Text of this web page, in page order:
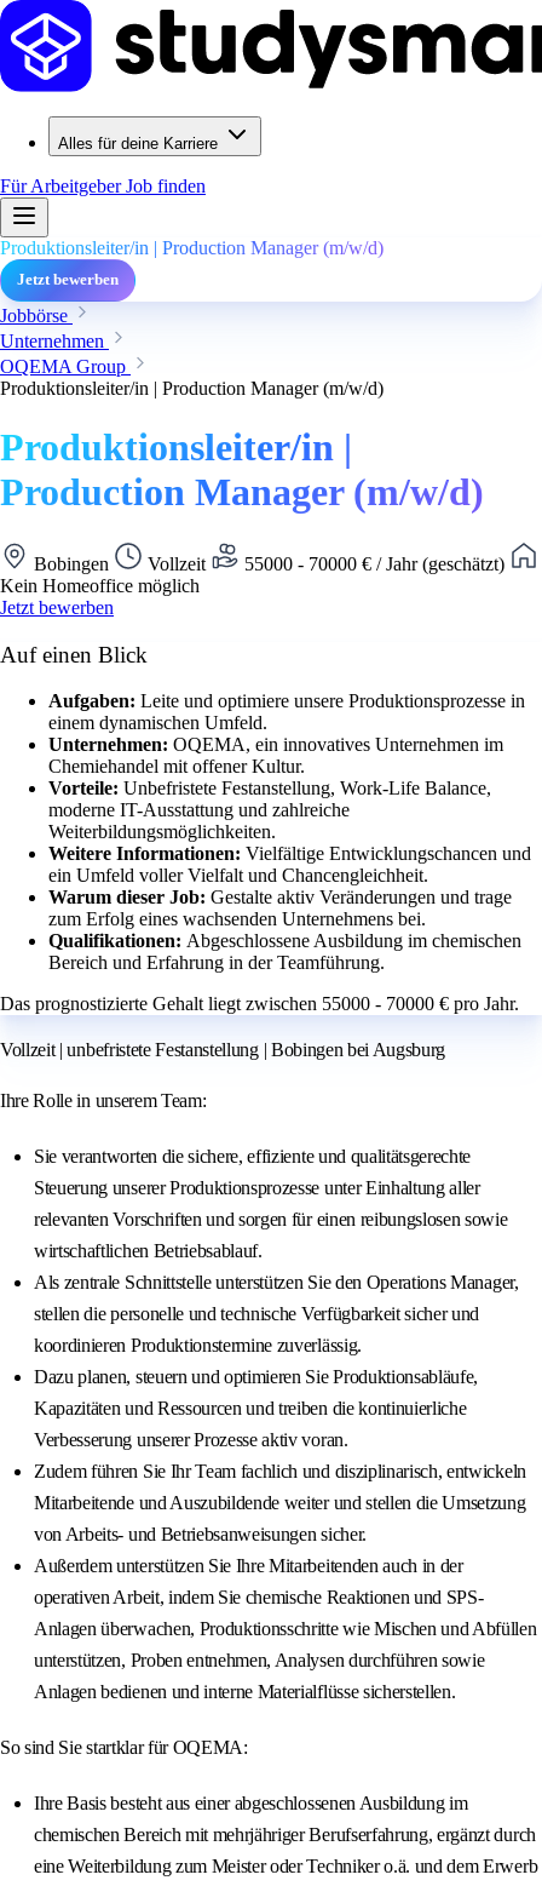
Alles für deine Karriere
Für ArbeitgeberJob finden
Produktionsleiter/in | Production Manager (m/w/d)
Jetzt bewerben
Jobbörse
Unternehmen
OQEMA Group
Produktionsleiter/in | Production Manager (m/w/d)
Produktionsleiter/in |
Production Manager (m/w/d)
Bobingen Vollzeit
55000 - 70000 € / Jahr (geschätzt)
Kein Homeoffice möglich
Jetzt bewerben
Auf einen Blick
Aufgaben: Leite und optimiere unsere Produktionsprozesse in
einem dynamischen Umfeld.
Unternehmen: OQEMA, ein innovatives Unternehmen im
Chemiehandel mit offener Kultur.
Vorteile: Unbefristete Festanstellung, Work-Life Balance,
moderne IT-Ausstattung und zahlreiche
Weiterbildungsmöglichkeiten.
Weitere Informationen: Vielfältige Entwicklungschancen und
ein Umfeld voller Vielfalt und Chancengleichheit.
Warum dieser Job: Gestalte aktiv Veränderungen und trage
zum Erfolg eines wachsenden Unternehmens bei.
Qualifikationen: Abgeschlossene Ausbildung im chemischen
Bereich und Erfahrung in der Teamführung.
Das prognostizierte Gehalt liegt zwischen 55000 - 70000 € pro Jahr.
Vollzeit | unbefristete Festanstellung | Bobingen bei Augsburg
Ihre Rolle in unserem Team:
Sie verantworten die sichere, effiziente und qualitätsgerechte
Steuerung unserer Produktionsprozesse unter Einhaltung aller
relevanten Vorschriften und sorgen für einen reibungslosen sowie
wirtschaftlichen Betriebsablauf.
Als zentrale Schnittstelle unterstützen Sie den Operations Manager,
stellen die personelle und technische Verfügbarkeit sicher und
koordinieren Produktionstermine zuverlässig.
Dazu planen, steuern und optimieren Sie Produktionsabläufe,
Kapazitäten und Ressourcen und treiben die kontinuierliche
Verbesserung unserer Prozesse aktiv voran.
Zudem führen Sie Ihr Team fachlich und disziplinarisch, entwickeln
Mitarbeitende und Auszubildende weiter und stellen die Umsetzung
von Arbeits- und Betriebsanweisungen sicher.
Außerdem unterstützen Sie Ihre Mitarbeitenden auch in der
operativen Arbeit, indem Sie chemische Reaktionen und SPS-
Anlagen überwachen, Produktionsschritte wie Mischen und Abfüllen
unterstützen, Proben entnehmen, Analysen durchführen sowie
Anlagen bedienen und interne Materialflüsse sicherstellen.
So sind Sie startklar für OQEMA:
Ihre Basis besteht aus einer abgeschlossenen Ausbildung im
chemischen Bereich mit mehrjähriger Berufserfahrung, ergänzt durch
eine Weiterbildung zum Meister oder Techniker o.ä. und dem Erwerb